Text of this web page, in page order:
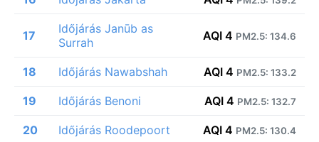
17
Időjárás Janūb as
Surrah
AQI 4 PM2.5: 134.6
18 Időjárás Nawabshah AQI 4 PM2.5: 133.2
19 Időjárás Benoni AQI 4 PM2.5: 132.7
20 Időjárás Roodepoort AQI 4 PM2.5: 130.4